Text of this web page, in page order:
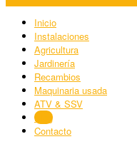
Inicio
Instalaciones
Agricultura
Jardinería
Recambios
Maquinaria usada
ATV & SSV
Blog
Contacto